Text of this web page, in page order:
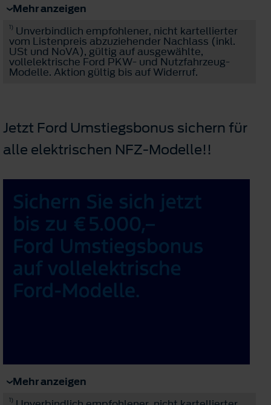
Mehr anzeigen
1) Unverbindlich empfohlener, nicht kartellierter
vom Listenpreis abzuziehender Nachlass (inkl.
USt und NoVA), gültig auf ausgewählte,
vollelektrische Ford PKW- und Nutzfahrzeug-
Modelle. Aktion gültig bis auf Widerruf.
Jetzt Ford Umstiegsbonus sichern für
alle elektrischen NFZ-Modelle!!
Mehr anzeigen
1)